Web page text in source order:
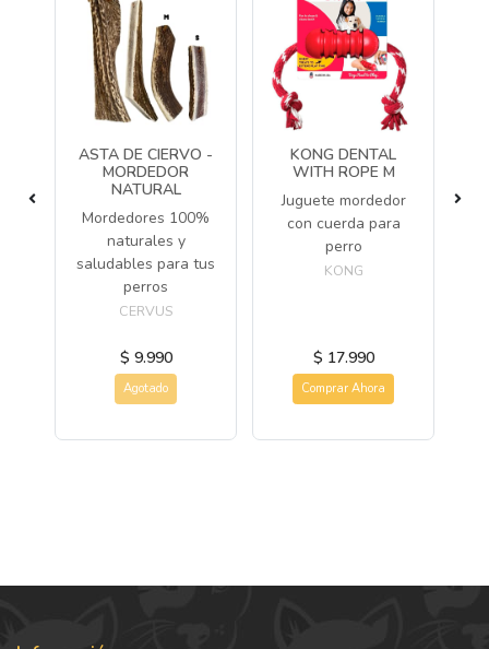
ASTA DE CIERVO -
MORDEDOR
NATURAL
Mordedores 100%
naturales y
saludables para tus
perros
CERVUS
$ 9.990
Agotado
KONG DENTAL
WITH ROPE M
Juguete mordedor
con cuerda para
perro
KONG
$ 17.990
Comprar Ahora